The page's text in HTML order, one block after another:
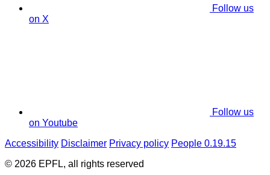
Follow us
on X
Follow us
on Youtube
Accessibility Disclaimer Privacy policy People 0.19.15
© 2026 EPFL, all rights reserved